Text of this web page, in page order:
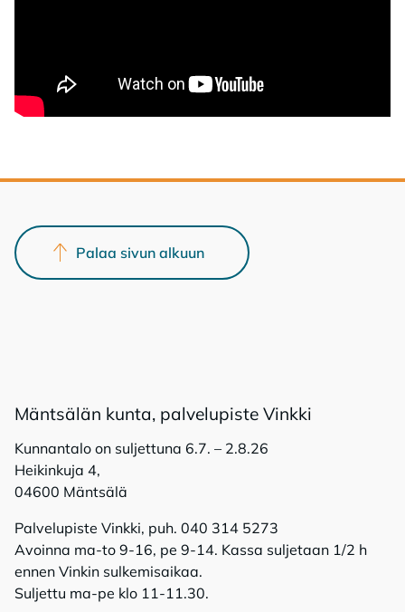
Ole hyvä ja hyväksy markkinointievästeet
videon.
Mänt­sä­län kun­ta, pal­ve­lu­pis­te Vink­ki
Kunnantalo on suljettuna 6.7. – 2.8.26
Heikinkuja 4,
04600 Mäntsälä
Palvelupiste Vinkki, puh. 040 314 5273
Avoinna ma-to 9-16, pe 9-14. Kassa suljetaan 1/2 h
ennen Vinkin sulkemisaikaa.
Suljettu ma-pe klo 11-11.30.
Palaa sivun alkuun